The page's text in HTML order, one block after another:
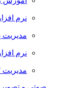
نرم افزار مک
مدیریت پسورد
نرم افزار تقویم
مدیریت PDF